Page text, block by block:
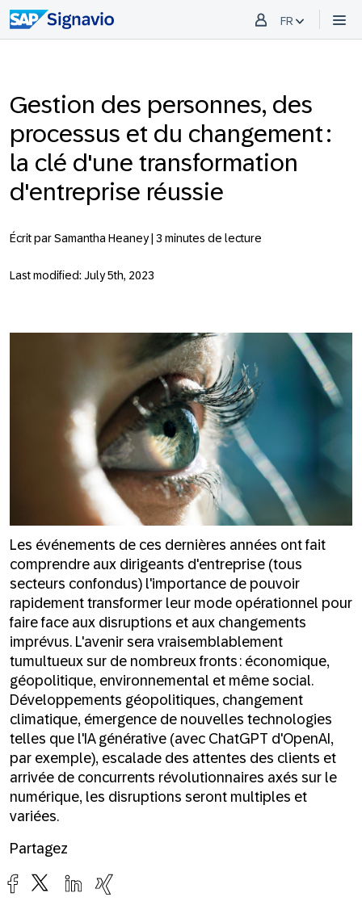
FR
Gestion des personnes, des
processus et du changement :
la clé d'une transformation
d'entreprise réussie
Écrit par Samantha Heaney | 3 minutes de lecture
Last modified: July 5th, 2023
Les événements de ces dernières années ont fait
comprendre aux dirigeants d'entreprise (tous
secteurs confondus) l'importance de pouvoir
rapidement transformer leur mode opérationnel pour
faire face aux disruptions et aux changements
imprévus. L'avenir sera vraisemblablement
tumultueux sur de nombreux fronts : économique,
géopolitique, environnemental et même social.
Développements géopolitiques, changement
climatique, émergence de nouvelles technologies
telles que l'IA générative (avec ChatGPT d'OpenAI,
par exemple), escalade des attentes des clients et
arrivée de concurrents révolutionnaires axés sur le
numérique, les disruptions seront multiples et
variées.
Partagez